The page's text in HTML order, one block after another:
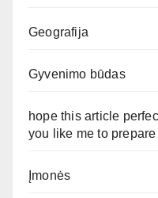
Geografija
Gyvenimo būdas
hope this article
you like me to
Įmonės